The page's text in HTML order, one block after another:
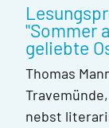
"Sommer
geliebte
Thomas
nebst